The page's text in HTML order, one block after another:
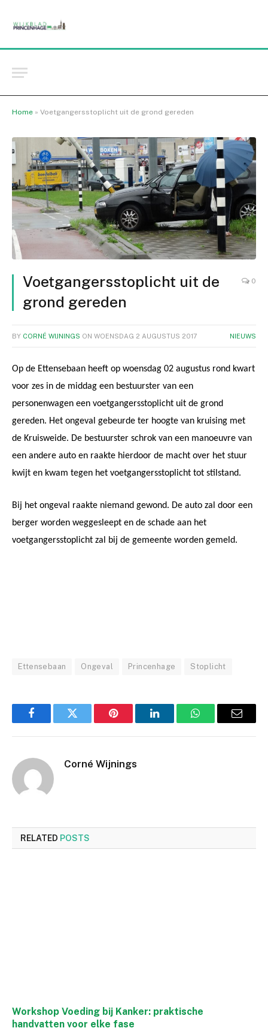
Home » Voetgangersstoplicht uit de grond gereden
Voetgangersstoplicht uit de
grond gereden
0
BY CORNÉ WIJNINGS ON WOENSDAG 2 AUGUSTUS 2017 NIEUWS
Op de Ettensebaan heeft op woensdag 02 augustus rond kwart
voor zes in de middag een bestuurster van een
personenwagen een voetgangersstoplicht uit de grond
gereden. Het ongeval gebeurde ter hoogte van kruising met
de Kruisweide. De bestuurster schrok van een manoeuvre van
een andere auto en raakte hierdoor de macht over het stuur
kwijt en kwam tegen het voetgangersstoplicht tot stilstand.
Bij het ongeval raakte niemand gewond. De auto zal door een
berger worden weggesleept en de schade aan het
voetgangersstoplicht zal bij de gemeente worden gemeld.
Ettensebaan Ongeval Princenhage Stoplicht
FacebookTwitter Pinterest LinkedInWhatsAppEmail
Corné Wijnings
RELATED POSTS
Workshop Voeding bij Kanker: praktische
handvatten voor elke fase